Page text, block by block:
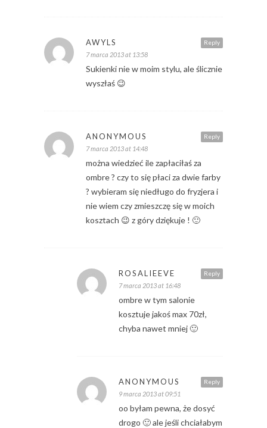
Reply
AWYLS
7 marca 2013 at 13:58
Sukienki nie w moim stylu, ale ślicznie
wyszłaś 😉
Reply
ANONYMOUS
7 marca 2013 at 14:48
można wiedzieć ile zapłaciłaś za
ombre ? czy to się płaci za dwie farby
? wybieram się niedługo do fryzjera i
nie wiem czy zmieszczę się w moich
kosztach 😉 z góry dziękuje ! 🙂
Reply
ROSALIEEVE
7 marca 2013 at 16:48
ombre w tym salonie
kosztuje jakoś max 70zł,
chyba nawet mniej 🙂
Reply
ANONYMOUS
9 marca 2013 at 09:51
oo byłam pewna, że dosyć
drogo 🙂 ale jeśli chciałabym